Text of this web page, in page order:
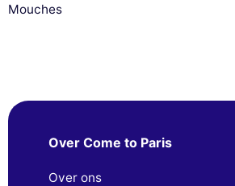
Mouches
Over Come to Paris
Over ons